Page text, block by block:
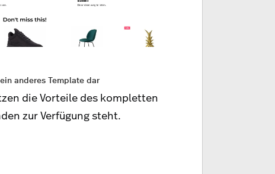
anderes Template dar
die Vorteile des kompletten
zur Verfügung steht.